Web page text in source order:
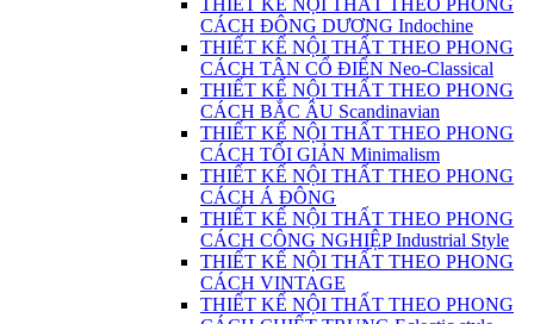
THIẾT KẾ NỘI THẤT THEO PHONG
CÁCH ĐÔNG DƯƠNG Indochine
THIẾT KẾ NỘI THẤT THEO PHONG
CÁCH TÂN CỔ ĐIỂN Neo-Classical
THIẾT KẾ NỘI THẤT THEO PHONG
CÁCH BẮC ÂU Scandinavian
THIẾT KẾ NỘI THẤT THEO PHONG
CÁCH TỐI GIẢN Minimalism
THIẾT KẾ NỘI THẤT THEO PHONG
CÁCH Á ĐÔNG
THIẾT KẾ NỘI THẤT THEO PHONG
CÁCH CÔNG NGHIỆP Industrial Style
THIẾT KẾ NỘI THẤT THEO PHONG
CÁCH VINTAGE
THIẾT KẾ NỘI THẤT THEO PHONG